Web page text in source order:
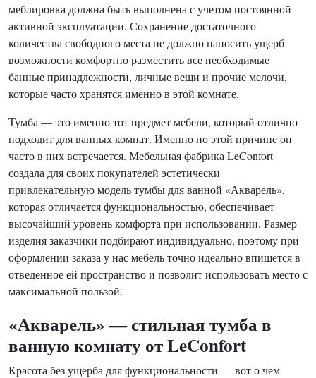
меблировка должна быть выполнена с учетом постоянной
активной эксплуатации. Сохранение достаточного
количества свободного места не должно наносить ущерб
возможности комфортно разместить все необходимые
банные принадлежности, личные вещи и прочие мелочи,
которые часто хранятся именно в этой комнате.
Тумба — это именно тот предмет мебели, который отлично
подходит для ванных комнат. Именно по этой причине он
часто в них встречается. Мебельная фабрика LeConfort
создала для своих покупателей эстетически
привлекательную модель тумбы для ванной «Акварель»,
которая отличается функциональностью, обеспечивает
высочайший уровень комфорта при использовании. Размер
изделия заказчики подбирают индивидуально, поэтому при
оформлении заказа у нас мебель точно идеально впишется в
отведенное ей пространство и позволит использовать место с
максимальной пользой.
«Акварель» — стильная тумба в
ванную комнату от LeConfort
Красота без ущерба для функциональности — вот о чем